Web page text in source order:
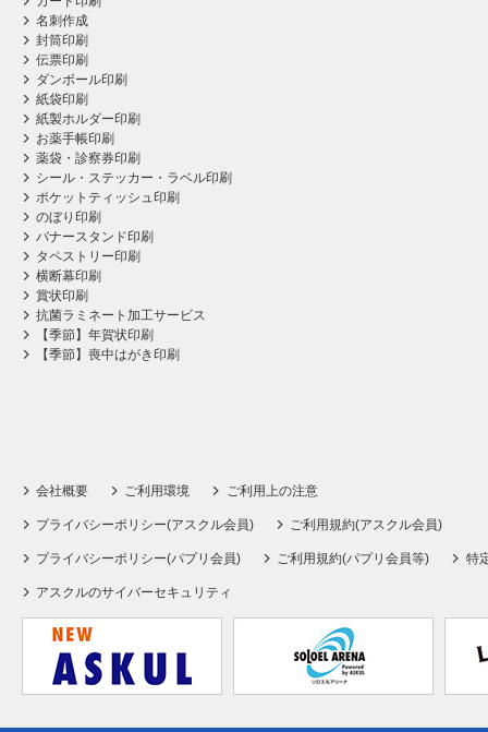
名刺作成
封筒印刷
伝票印刷
ダンボール印刷
紙袋印刷
紙製ホルダー印刷
お薬手帳印刷
薬袋・診察券印刷
シール・ステッカー・ラベル印刷
ポケットティッシュ印刷
のぼり印刷
バナースタンド印刷
タペストリー印刷
横断幕印刷
賞状印刷
抗菌ラミネート加工サービス
【季節】年賀状印刷
【季節】喪中はがき印刷
会社概要 ご利用環境 ご利用上の注意
プライバシーポリシー(アスクル会員) ご利用規約(アスクル会員)
プライバシーポリシー(パプリ会員) ご利用規約(パプリ会員等) 特
アスクルのサイバーセキュリティ